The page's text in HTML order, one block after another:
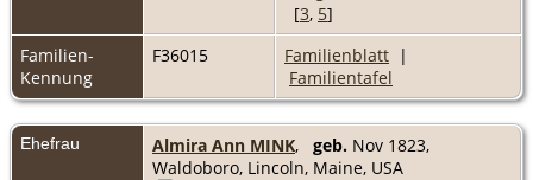
[3, 5]
Familien-
Kennung
F36015 Familienblatt |
Familientafel
Ehefrau Almira Ann MINK, geb. Nov 1823,
Waldoboro, Lincoln, Maine, USA